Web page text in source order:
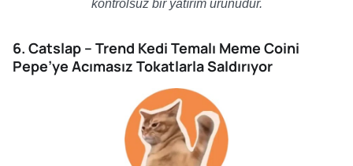
kontrolsüz bir yatırım ürünüdür.
6. Catslap – Trend Kedi Temalı Meme Coini
Pepe’ye Acımasız Tokatlarla Saldırıyor